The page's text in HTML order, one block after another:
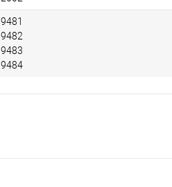
9481
9482
9483
9484